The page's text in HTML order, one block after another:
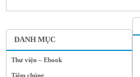
DANH MỤC
Thư viện – Ebook
Tiêm chủng